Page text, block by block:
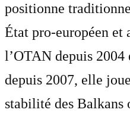
positionne
État pro-européen et
l’OTAN depuis 2004
depuis 2007, elle
stabilité des Balkans